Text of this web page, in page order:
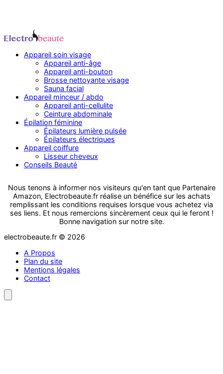
Appareil soin visage
Appareil anti-âge
Appareil anti-bouton
Brosse nettoyante visage
Sauna facial
Appareil minceur / abdo
Appareil anti-cellulite
Ceinture abdominale
Épilation féminine
Épilateurs lumière pulsée
Épilateurs électriques
Appareil coiffure
Lisseur cheveux
Conseils Beauté
Nous tenons à informer nos visiteurs qu'en tant que Partenaire
Amazon, Electrobeaute.fr réalise un bénéfice sur les achats
remplissant les conditions requises lorsque vous achetez via
ses liens. Et nous remercions sincèrement ceux qui le feront !
Bonne navigation sur notre site.
electrobeaute.fr © 2026
A Propos
Plan du site
Mentions légales
Contact